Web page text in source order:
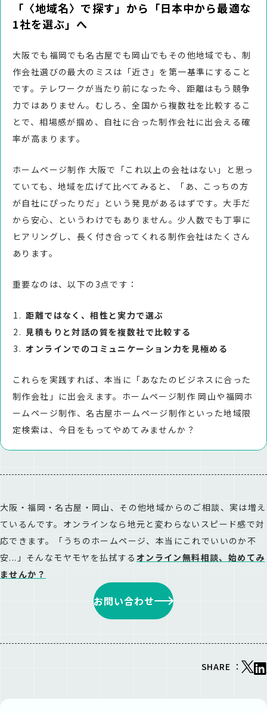
「〈地域名〉で探す」から「日本中から最適な
1社を選ぶ」へ
大阪でも福岡でも名古屋でも岡山でもその他地域でも、制
作会社選びの最大のミスは「近さ」を第一基準にすること
です。テレワークが当たり前になった今、距離はもう競争
力ではありません。むしろ、全国から複数社を比較するこ
とで、相場感が掴め、自社に合った制作会社に出会える確
率が高まります。
ホームページ制作 大阪で「これ以上の会社はない」と思っ
ていても、地域を広げて比べてみると、「あ、こっちの方
が自社にぴったりだ」という発見があるはずです。大手だ
から安心、というわけでもありません。少人数でも丁寧に
ヒアリングし、長く付き合ってくれる制作会社はたくさん
あります。
重要なのは、以下の3点です：
距離ではなく、相性と実力で選ぶ
見積もりと対話の質を複数社で比較する
オンラインでのコミュニケーション力を見極める
これらを実践すれば、本当に「あなたのビジネスに合った
制作会社」に出会えます。ホームページ制作 岡山や福岡ホ
ームページ制作、名古屋ホームページ制作といった地域限
定検索は、今日をもってやめてみませんか？
大阪・福岡・名古屋・岡山、その他地域からのご相談、実は増え
ているんです。オンラインなら地元と変わらないスピード感で対
応できます。「うちのホームページ、本当にこれでいいのか不
安...」そんなモヤモヤを払拭する オンライン無料相談、始めてみ
ませんか？
お問い合わせ
SHARE ：